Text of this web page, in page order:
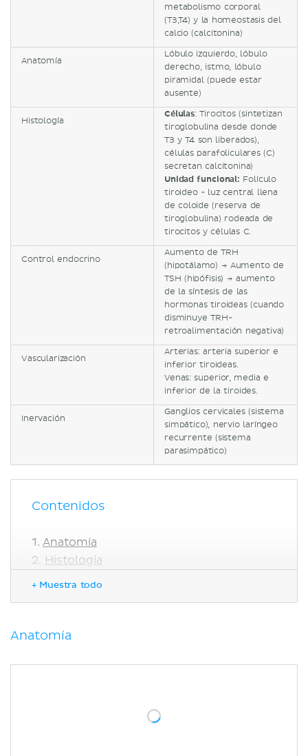
metabolismo corporal
(T3,T4) y la homeostasis del
calcio (calcitonina)
Anatomía
Lóbulo izquierdo, lóbulo
derecho, istmo, lóbulo
piramidal (puede estar
ausente)
Histología
Células: Tirocitos (sintetizan
tiroglobulina desde donde
T3 y T4 son liberados),
células parafoliculares (C)
secretan calcitonina)
Unidad funcional: Folículo
tiroideo - luz central llena
de coloide (reserva de
tiroglobulina) rodeada de
tirocitos y células C.
Control endocrino
Aumento de TRH
(hipotálamo) → Aumento de
TSH (hipófisis) → aumento
de la síntesis de las
hormonas tiroideas (cuando
disminuye TRH-
retroalimentación negativa)
Vascularización
Arterias: arteria superior e
inferior tiroideas.
Venas: superior, media e
inferior de la tiroides.
Inervación
Ganglios cervicales (sistema
simpático), nervio laríngeo
recurrente (sistema
parasimpático)
Contenidos
Anatomía
Histología
Drenaje linfático
+ Muestra todo
Anatomía